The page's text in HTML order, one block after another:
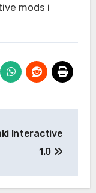
mods i
Interactive
1.0